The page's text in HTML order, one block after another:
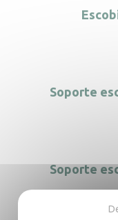
Soporte
Soporte